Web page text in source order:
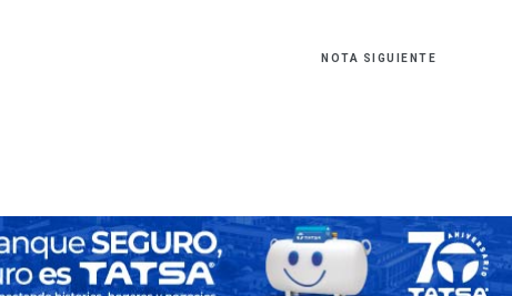
NOTA SIGUIENTE